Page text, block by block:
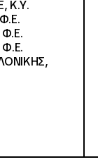
Κ.Υ.